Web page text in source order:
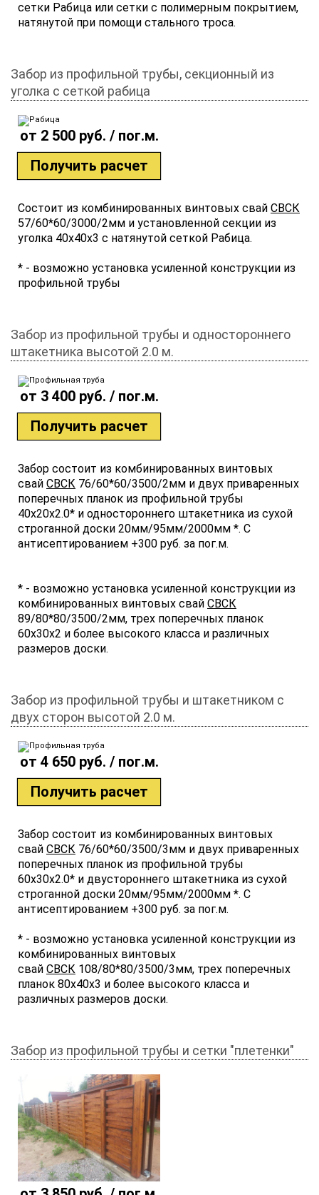
сетки Рабица или сетки с полимерным покрытием,
натянутой при помощи стального троса.
Забор из профильной трубы, секционный из
уголка с сеткой рабица
от 2 500 руб. / пог.м.
Получить расчет
Состоит из комбинированных винтовых свай СВСК
57/60*60/3000/2мм и установленной секции из
уголка 40х40х3 с натянутой сеткой Рабица.
* - возможно установка усиленной конструкции из
профильной трубы
Забор из профильной трубы и одностороннего
штакетника высотой 2.0 м.
от 3 400 руб. / пог.м.
Получить расчет
Забор состоит из комбинированных винтовых
свай СВСК 76/60*60/3500/2мм и двух приваренных
поперечных планок из профильной трубы
40х20х2.0* и одностороннего штакетника из сухой
строганной доски 20мм/95мм/2000мм *. С
антисептированием +300 руб. за пог.м.
* - возможно установка усиленной конструкции из
комбинированных винтовых свай СВСК
89/80*80/3500/2мм, трех поперечных планок
60х30х2 и более высокого класса и различных
размеров доски.
Забор из профильной трубы и штакетником с
двух сторон высотой 2.0 м.
от 4 650 руб. / пог.м.
Получить расчет
Забор состоит из комбинированных винтовых
свай СВСК 76/60*60/3500/3мм и двух приваренных
поперечных планок из профильной трубы
60х30х2.0* и двустороннего штакетника из сухой
строганной доски 20мм/95мм/2000мм *. С
антисептированием +300 руб. за пог.м.
* - возможно установка усиленной конструкции из
комбинированных винтовых
свай СВСК 108/80*80/3500/3мм, трех поперечных
планок 80х40х3 и более высокого класса и
различных размеров доски.
Забор из профильной трубы и сетки "плетенки"